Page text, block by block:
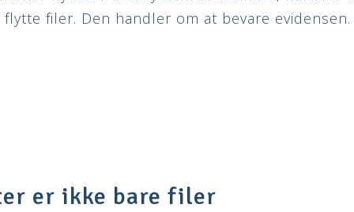
filer. Den handler om at bevare evidensen.
er ikke bare filer